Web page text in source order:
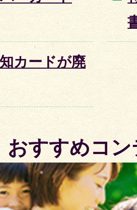
カードが廃
おすすめコン